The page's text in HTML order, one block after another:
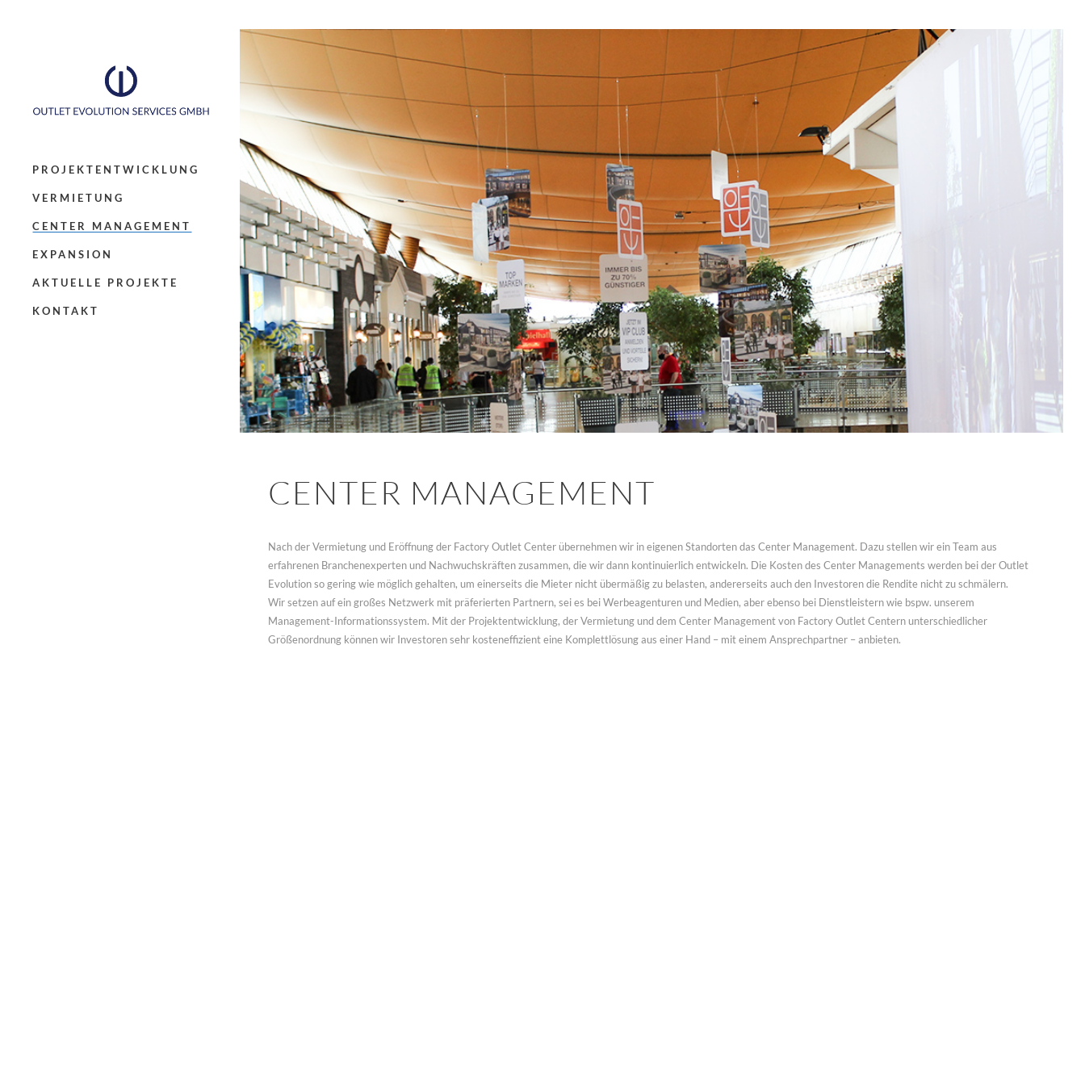
PROJEKTENTWICKLUNG
VERMIETUNG
CENTER MANAGEMENT
EXPANSION
AKTUELLE PROJEKTE
KONTAKT
CENTER MANAGEMENT
Nach der Vermietung und Eröffnung der Factory Outlet Center übernehmen wir in eigenen Standorten das Center Management. Dazu stellen wir ein Team aus
erfahrenen Branchenexperten und Nachwuchskräften zusammen, die wir dann kontinuierlich entwickeln. Die Kosten des Center Managements werden bei der Outlet
Evolution so gering wie möglich gehalten, um einerseits die Mieter nicht übermäßig zu belasten, andererseits auch den Investoren die Rendite nicht zu schmälern.
Wir setzen auf ein großes Netzwerk mit präferierten Partnern, sei es bei Werbeagenturen und Medien, aber ebenso bei Dienstleistern wie bspw. unserem
Management-Informationssystem. Mit der Projektentwicklung, der Vermietung und dem Center Management von Factory Outlet Centern unterschiedlicher
Größenordnung können wir Investoren sehr kosteneffizient eine Komplettlösung aus einer Hand – mit einem Ansprechpartner – anbieten.